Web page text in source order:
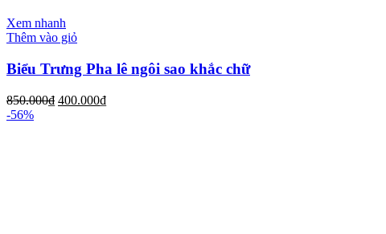
Xem nhanh
Thêm vào giỏ
Biểu Trưng Pha lê ngôi sao khắc chữ
850.000₫ 400.000₫
-56%